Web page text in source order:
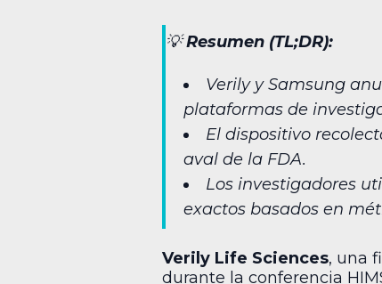
💡Resumen (TL;DR):
Verily y Samsung
plataformas de
El dispositivo
aval de la FDA.
Los investigadores
exactos basados en
Verily Life Sciences, una
durante la conferencia